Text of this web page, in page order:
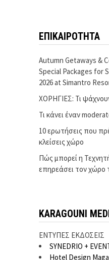
ΕΠΙΚΑΙΡΟΤΗΤΑ
Autumn Getaways &
Special Packages for
2026 at Simantro
ΧΟΡΗΓΙΕΣ: Τι
Τι κάνει έναν
10 ερωτήσεις που
κλείσεις χώρο
Πώς μπορεί η
επηρεάσει τον χώρο
KARAGOUNI
ΕΝΤΥΠΕΣ ΕΚΔΟΣΕΙΣ
SYNEDRIO +
Hotel Design